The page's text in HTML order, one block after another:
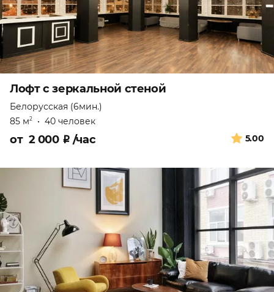
Лофт с зеркальной стеной
Белорусская (6мин.)
85 м2 • 40 человек
5.00
от 2 000 ₽ /час